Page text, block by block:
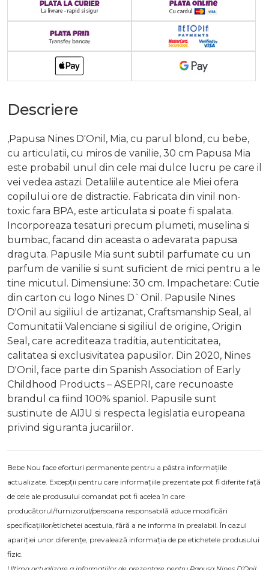
Descriere
,Papusa Nines D'Onil, Mia, cu parul blond, cu bebe,
cu articulatii, cu miros de vanilie, 30 cm Papusa Mia
este probabil unul din cele mai dulce lucru pe care il
vei vedea astazi. Detaliile autentice ale Miei ofera
copilului ore de distractie. Fabricata din vinil non-
toxic fara BPA, este articulata si poate fi spalata.
Incorporeaza tesaturi precum plumeti, muselina si
bumbac, facand din aceasta o adevarata papusa
draguta. Papusile Mia sunt subtil parfumate cu un
parfum de vanilie si sunt suficient de mici pentru a le
tine micutul. Dimensiune: 30 cm. Impachetare: Cutie
din carton cu logo Nines D`Onil. Papusile Nines
D'Onil au sigiliul de artizanat, Craftsmanship Seal, al
Comunitatii Valenciane si sigiliul de origine, Origin
Seal, care acrediteaza traditia, autenticitatea,
calitatea si exclusivitatea papusilor. Din 2020, Nines
D'Onil, face parte din Spanish Association of Early
Childhood Products – ASEPRI, care recunoaste
brandul ca fiind 100% spaniol. Papusile sunt
sustinute de AIJU si respecta legislatia europeana
privind siguranta jucariilor.
Bebe Nou face eforturi permanente pentru a păstra informațiile
actualizate. Excepții pentru care informațiile prezentate pot fi diferite față
de cele ale produsului comandat pot fi acelea în care
producătorul/furnizorul/persoana responsabilă aduce modificări
specificațiilor/etichetei acestuia, fără a ne informa în prealabil. În cazul
apariției unor diferențe, prevalează informația de pe etichetele produsului
fizic.